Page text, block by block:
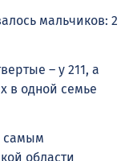
мальчиков: 2
– у 211, а
в одной семье
самым
области